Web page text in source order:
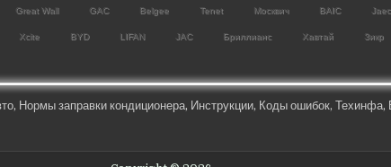
Great Wall GAC Belgee Tenet Москвич BAIC
Xcite BYD LIFAN JAC Бриллианс Хавтай Зикр
, Нормы заправки кондиционера, Инструкции, Коды ошибок, Техинфа,